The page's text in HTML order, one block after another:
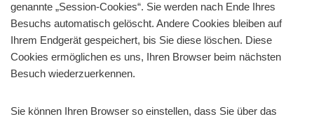
genannte „Session-Cookies“. Sie werden nach Ende Ihres
Besuchs automatisch gelöscht. Andere Cookies bleiben auf
Ihrem Endgerät gespeichert, bis Sie diese löschen. Diese
Cookies ermöglichen es uns, Ihren Browser beim nächsten
Besuch wiederzuerkennen.
Sie können Ihren Browser so einstellen, dass Sie über das